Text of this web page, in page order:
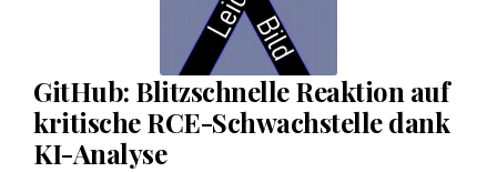
GitHub: Blitzschnelle Reaktion auf
kritische RCE-Schwachstelle dank
KI-Analyse